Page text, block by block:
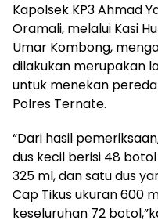
Kapolsek KP3 Ahmad
Oramali, melalui Kasi
Umar Kombong,
dilakukan merupakan
untuk menekan
Polres Ternate.
“Dari hasil
dus kecil berisi 48
325 ml, dan satu dus
Cap Tikus ukuran 600
keseluruhan 72